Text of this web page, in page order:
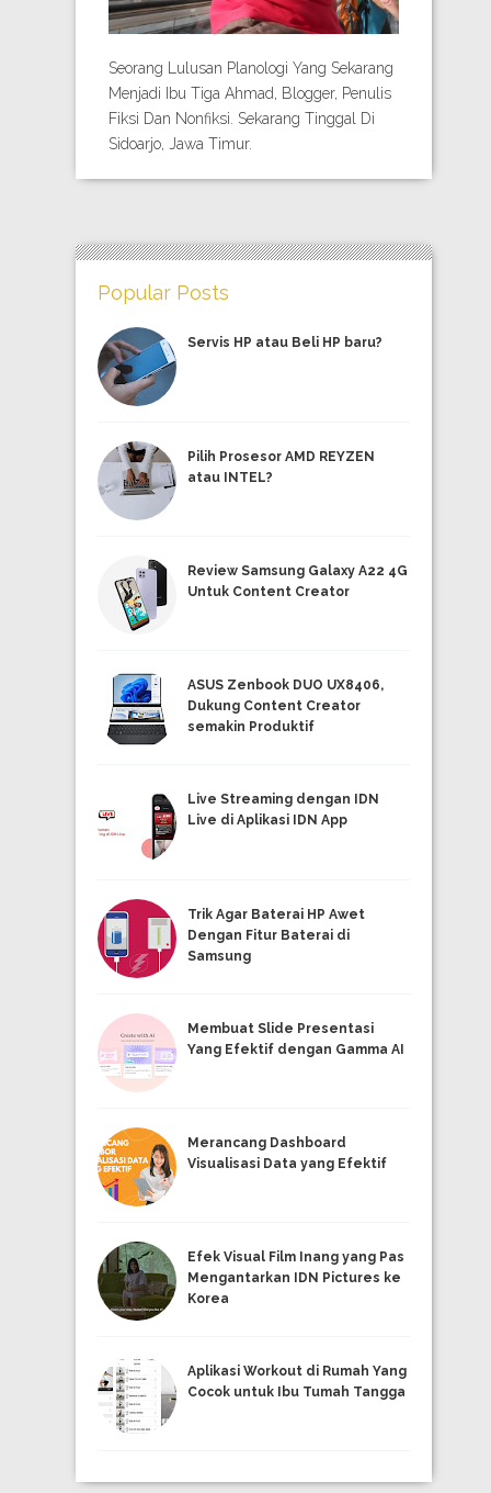
Seorang Lulusan Planologi Yang Sekarang
Menjadi Ibu Tiga Ahmad, Blogger, Penulis
Fiksi Dan Nonfiksi. Sekarang Tinggal Di
Sidoarjo, Jawa Timur.
Popular Posts
Servis HP atau Beli HP baru?
Pilih Prosesor AMD REYZEN
atau INTEL?
Review Samsung Galaxy A22 4G
Untuk Content Creator
ASUS Zenbook DUO UX8406,
Dukung Content Creator
semakin Produktif
Live Streaming dengan IDN
Live di Aplikasi IDN App
Trik Agar Baterai HP Awet
Dengan Fitur Baterai di
Samsung
Membuat Slide Presentasi
Yang Efektif dengan Gamma AI
Merancang Dashboard
Visualisasi Data yang Efektif
Efek Visual Film Inang yang Pas
Mengantarkan IDN Pictures ke
Korea
Aplikasi Workout di Rumah Yang
Cocok untuk Ibu Tumah Tangga